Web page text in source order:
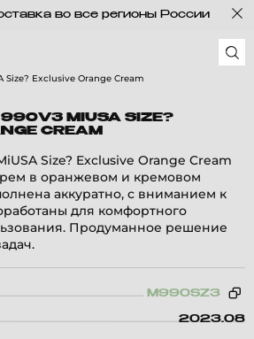
во все регионы России
990V3 MIUSA SIZE?
CREAM
Size? Exclusive Orange Cream
в оранжевом и кремовом
аккуратно, с вниманием к
для комфортного
Продуманное решение
M990SZ3
2023.08